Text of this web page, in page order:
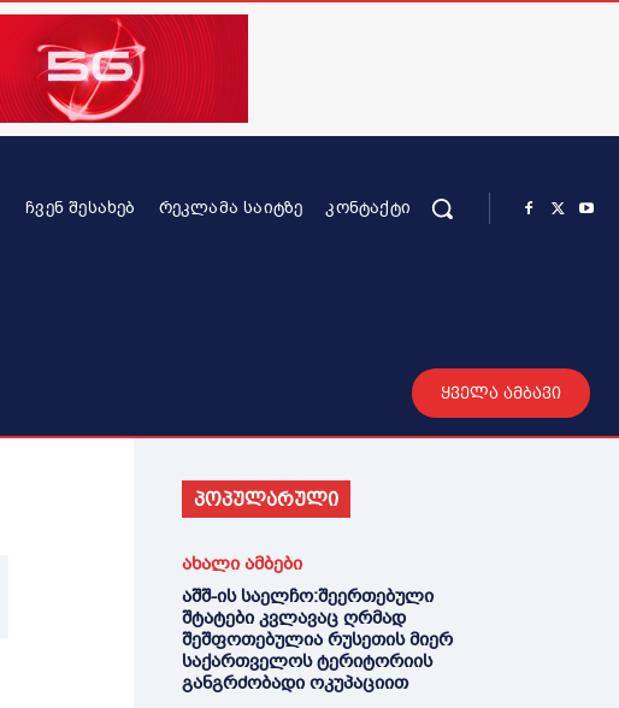
ᲩᲕᲔᲜ ᲨᲔᲡᲐᲮᲔᲑ ᲠᲔᲙᲚᲐᲛᲐ ᲡᲐᲘᲢᲖᲔ ᲙᲝᲜᲢᲐᲥᲢᲘ
ყველა ამბავი
პოპულარული
ახალი ამბები
აშშ-ის საელჩო:შეერთებული
შტატები კვლავაც ღრმად
შეშფოთებულია რუსეთის მიერ
საქართველოს ტერიტორიის
განგრძობადი ოკუპაციით